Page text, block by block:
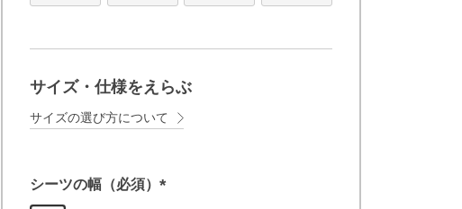
サイズ・仕様をえらぶ
サイズの選び方について
シーツの幅（必須）